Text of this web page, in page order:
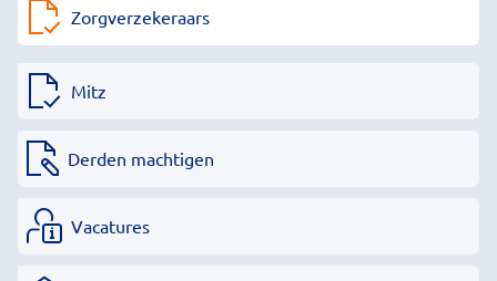
Zorgverzekeraars
Mitz
Derden machtigen
Vacatures